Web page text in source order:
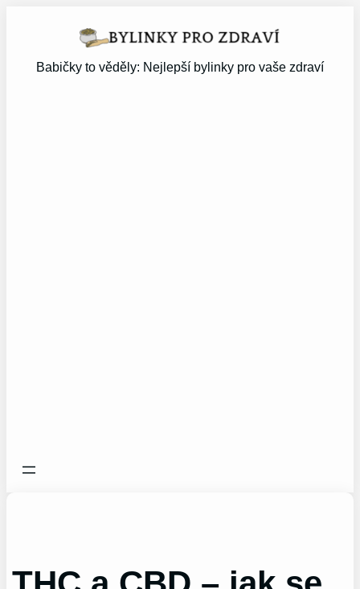
Babičky to věděly: Nejlepší bylinky pro vaše zdraví